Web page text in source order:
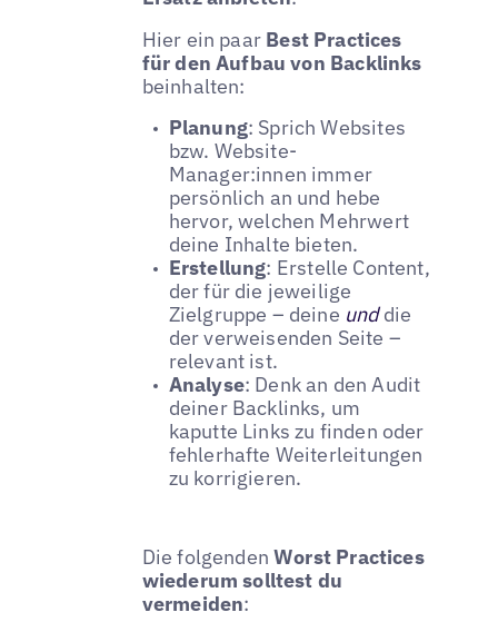
Hier ein paar Best Practices
für den Aufbau von Backlinks
beinhalten:
Planung: Sprich Websites
bzw. Website-
Manager:innen immer
persönlich an und hebe
hervor, welchen Mehrwert
deine Inhalte bieten.
Erstellung: Erstelle Content,
der für die jeweilige
Zielgruppe – deine unddie
der verweisenden Seite –
relevant ist.
Analyse: Denk an den Audit
deiner Backlinks, um
kaputte Links zu finden oder
fehlerhafte Weiterleitungen
zu korrigieren.
Die folgenden Worst Practices
wiederum solltest du
vermeiden: